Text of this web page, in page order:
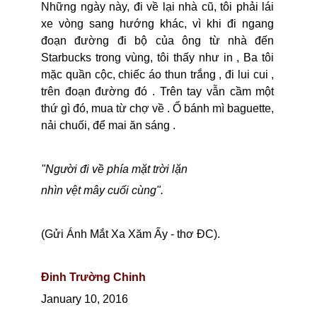
Những ngày này, đi về lại nhà cũ, tôi phải lái
xe vòng sang hướng khác, vì khi đi ngang
đoạn đường đi bộ của ông từ nhà đến
Starbucks trong vùng, tôi thấy như in , Ba tôi
mặc quần cộc, chiếc áo thun trắng , đi lui cui ,
trên đoạn đường đó . Trên tay vẫn cầm một
thứ gì đó, mua từ chợ về . Ổ bánh mì baguette,
nải chuối, để mai ăn sáng .
"Người đi về phía mặt trời lặn
nhìn vệt mây cuối cùng".
(Gửi Ánh Mắt Xa Xăm Ấy - thơ ĐC).
Đinh Trường Chinh
January 10, 2016